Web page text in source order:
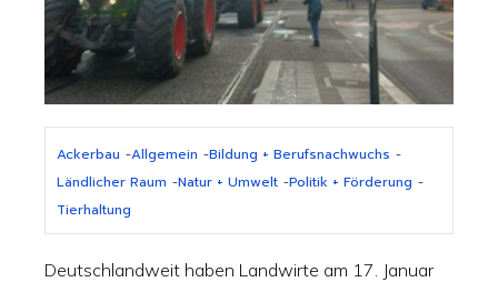
Ackerbau -Allgemein -Bildung + Berufsnachwuchs -
Ländlicher Raum -Natur + Umwelt -Politik + Förderung -
Tierhaltung
Deutschlandweit haben Landwirte am 17. Januar